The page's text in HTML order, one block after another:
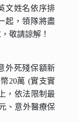
文姓名依序排
起，領隊將盡
敬請諒解！
外死殘保額新
20萬 (實支實
，依法限制最
、意外醫療保